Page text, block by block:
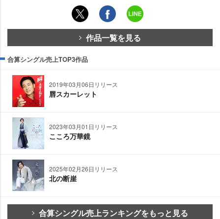
作品一覧を見る
合算シングル売上TOP3作品
2019年03月06日リリース
唇スカーレット
2023年03月01日リリース
こころ万華鏡
2025年02月26日リリース
北の断崖
合算シングル売上ランキングをもっと見る